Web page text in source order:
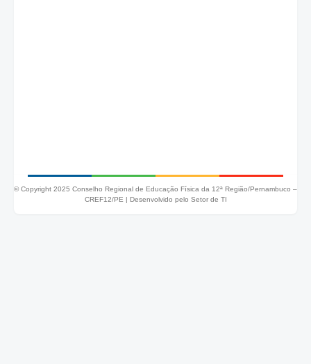
© Copyright 2025 Conselho Regional de Educação Física da 12ª Região/Pernambuco –
CREF12/PE | Desenvolvido pelo Setor de TI